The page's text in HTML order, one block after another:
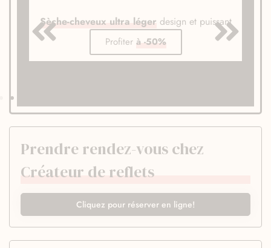
Sèche-cheveux ultra léger design et puissant
Profiter à -50%
Prendre rendez-vous chez
Créateur de reflets
Cliquez pour réserver en ligne!